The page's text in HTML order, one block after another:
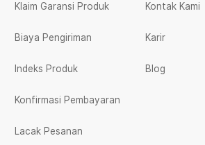
Klaim Garansi Produk
Biaya Pengiriman
Indeks Produk
Konfirmasi Pembayaran
Lacak Pesanan
Kontak Kami
Karir
Blog